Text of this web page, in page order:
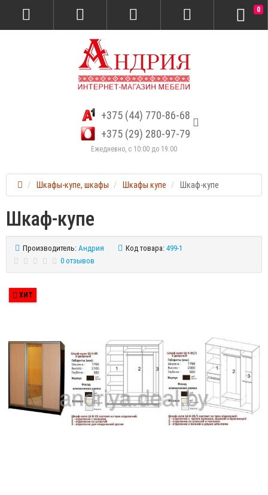
+375 (44) 770-86-68
+375 (29) 280-97-79
Ежедневно, с 10:00 до 19:00
0
Шкафы-купе, шкафы Шкафы купе Шкаф-купе
Шкаф-купе
Производитель: Андрия Код товара: 499-1
0 отзывов
ХИТ